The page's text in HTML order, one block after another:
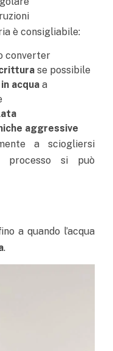
è consigliabile:
converter
se possibile
acqua a
aggressive
a sciogliersi
si può
a quando l’acqua
.